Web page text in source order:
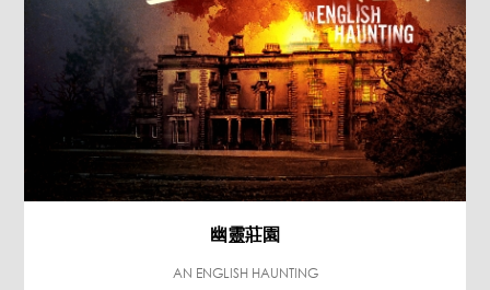
幽靈莊園
AN ENGLISH HAUNTING